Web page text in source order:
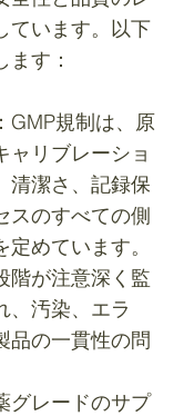
ています。以下
す：
GMP規制は、原
ャリブレーショ
清潔さ、記録保
スのすべての側
めています。
階が注意深く監
、汚染、エラ
品の一貫性の問
グレードのサプ